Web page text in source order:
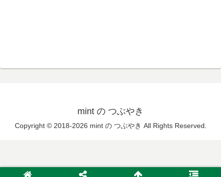
mint の つぶやき
Copyright © 2018-2026 mint の つぶやき All Rights Reserved.